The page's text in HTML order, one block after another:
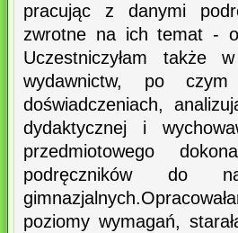
pracując z danymi
zwrotne na ich temat -
Uczestniczyłam także
wydawnictw, po
doświadczeniach,
dydaktycznej i
przedmiotowego
podręczników do
poziomy wymagań,